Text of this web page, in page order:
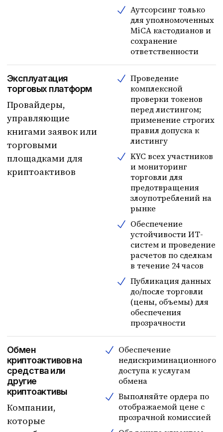
Аутсорсинг только
для уполномоченных
MiCA кастодианов и
сохранение
ответственности
Эксплуатация
торговых платформ
Провайдеры,
управляющие
книгами заявок или
торговыми
площадками для
криптоактивов
Проведение
комплексной
проверки токенов
перед листингом;
применение строгих
правил допуска к
листингу
KYC всех участников
и мониторинг
торговли для
предотвращения
злоупотреблений на
рынке
Обеспечение
устойчивости ИТ-
систем и проведение
расчетов по сделкам
в течение 24 часов
Публикация данных
до/после торговли
(цены, объемы) для
обеспечения
прозрачности
Обмен
криптоактивов на
средства или
другие
криптоактивы
Компании,
которые
Обеспечение
недискриминационного
доступа к услугам
обмена
Выполняйте ордера по
отображаемой цене с
прозрачной комиссией